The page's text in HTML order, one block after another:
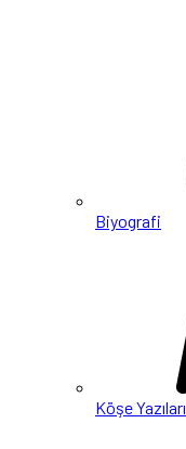
Biyografi
Köşe Yazıları